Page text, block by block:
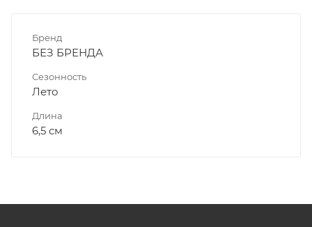
Бренд
БЕЗ БРЕНДА
Сезонность
Лето
Длина
6,5 см